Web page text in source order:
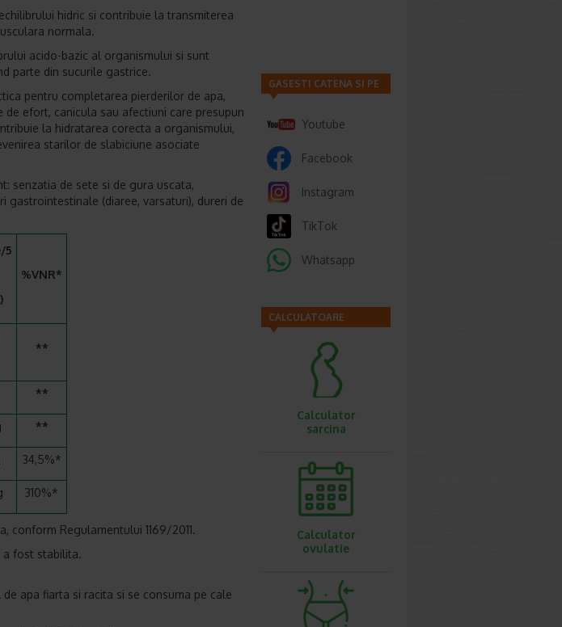
hidric si contribuie la transmiterea
normala.
acido-bazic al organismului si sunt
parte din sucurile gastrice.
pentru completarea pierderilor de apa,
efort, canicula sau afectiuni care presupun
la hidratarea corecta a organismului,
starilor de slabiciune asociate
senzatia de sete si de gura uscata,
gastrointestinale (diaree, varsaturi), dureri de
5
%VNR*
**
**
**
34,5%*
310%*
conform Regulamentului 1169/2011.
a fost stabilita.
apa fiarta si racita si se consuma pe cale
GASESTI CATENA SI PE
Youtube
Facebook
Instagram
TikTok
Whatsapp
CALCULATOARE
Calculator
sarcina
Calculator
ovulatie